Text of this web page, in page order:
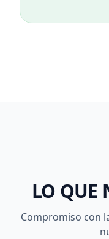
LO QUE
Compromiso con